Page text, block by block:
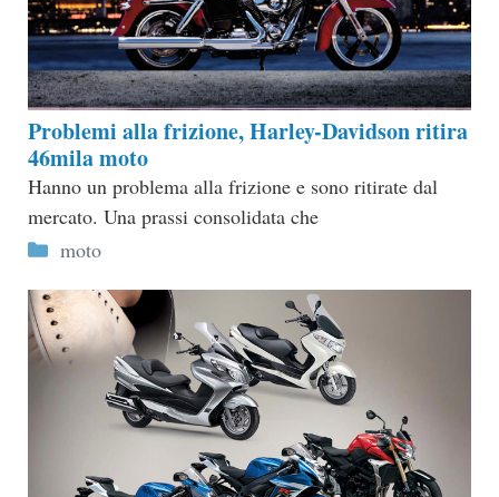
Problemi alla frizione, Harley-Davidson ritira
46mila moto
Hanno un problema alla frizione e sono ritirate dal
mercato. Una prassi consolidata che
Categorie
moto